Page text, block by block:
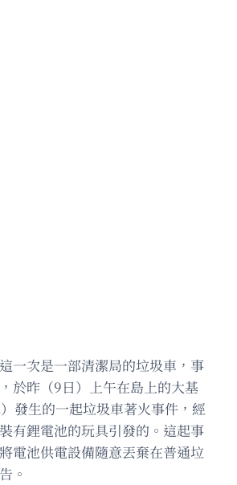
一次是一部清潔局的垃圾車，事
於昨（9日）上午在島上的大基
發生的一起垃圾車著火事件，經
有鋰電池的玩具引發的。這起事
電池供電設備隨意丟棄在普通垃
。